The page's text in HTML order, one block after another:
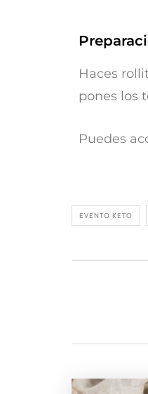
Haces
pones los
Puedes
EVENTO KETO